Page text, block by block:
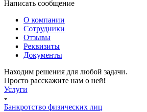
Написать сообщение
О компании
Сотрудники
Отзывы
Реквизиты
Документы
Находим решения для любой задачи.
Просто расскажите нам о ней!
Услуги
Банкротство физических лиц